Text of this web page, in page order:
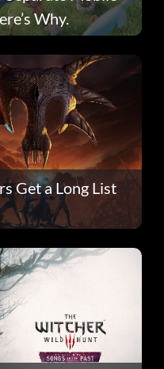
Why.
Get a Long List